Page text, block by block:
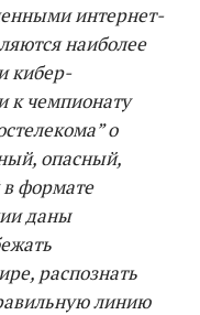
интернет-
наиболее
кибер-
к чемпионату
о
опасный,
формате
даны
распознать
линию